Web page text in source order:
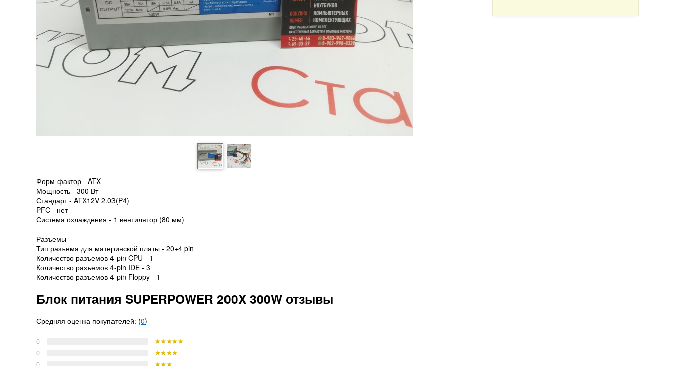
Форм-фактор - ATX
Мощность - 300 Вт
Стандарт - ATX12V 2.03(P4)
PFC - нет
Система охлаждения - 1 вентилятор (80 мм)
Разъемы
Тип разъема для материнской платы - 20+4 pin
Количество разъемов 4-pin CPU - 1
Количество разъемов 4-pin IDE - 3
Количество разъемов 4-pin Floppy - 1
Блок питания SUPERPOWER 200X 300W отзывы
Средняя оценка покупателей: (0)
0
0